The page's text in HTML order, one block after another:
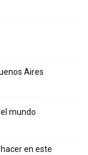
Aires
mundo
en este